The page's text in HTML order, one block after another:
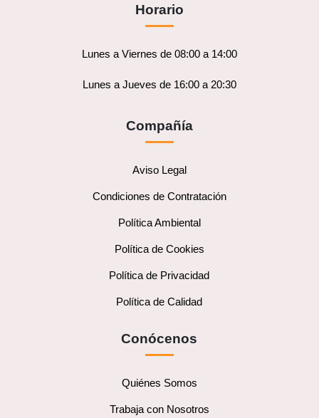
Horario
Lunes a Viernes de 08:00 a 14:00
Lunes a Jueves de 16:00 a 20:30
Compañía
Aviso Legal
Condiciones de Contratación
Política Ambiental
Política de Cookies
Política de Privacidad
Política de Calidad
Conócenos
Quiénes Somos
Trabaja con Nosotros